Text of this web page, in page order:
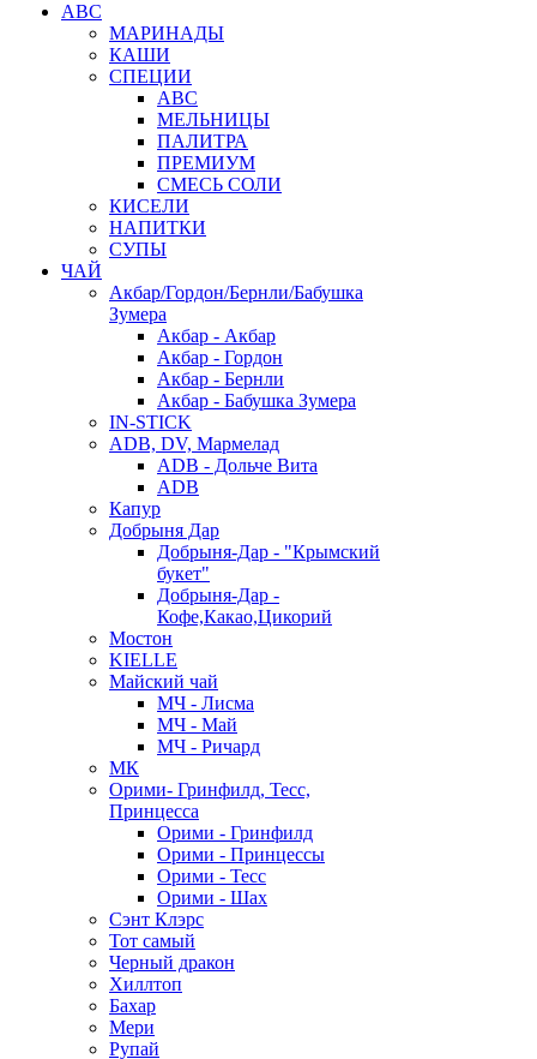
АВС
МАРИНАДЫ
КАШИ
СПЕЦИИ
АВС
МЕЛЬНИЦЫ
ПАЛИТРА
ПРЕМИУМ
СМЕСЬ СОЛИ
КИСЕЛИ
НАПИТКИ
СУПЫ
ЧАЙ
Акбар/Гордон/Бернли/Бабушка
Зумера
Акбар - Акбар
Акбар - Гордон
Акбар - Бернли
Акбар - Бабушка Зумера
IN-STICK
ADB, DV, Мармелад
ADB - Дольче Вита
ADB
Капур
Добрыня Дар
Добрыня-Дар - "Крымский
букет"
Добрыня-Дар -
Кофе,Какао,Цикорий
Мостон
KIELLE
Майский чай
МЧ - Лисма
МЧ - Май
МЧ - Ричард
МК
Орими- Гринфилд, Тесс,
Принцесса
Орими - Гринфилд
Орими - Принцессы
Орими - Тесс
Орими - Шах
Сэнт Клэрс
Тот самый
Черный дракон
Хиллтоп
Бахар
Мери
Рупай